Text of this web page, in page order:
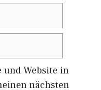
und Website in
nächsten